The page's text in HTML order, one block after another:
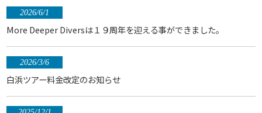
2026/6/1
More Deeper Diversは１９周年を迎える事ができました。
2026/3/6
白浜ツアー料金改定のお知らせ